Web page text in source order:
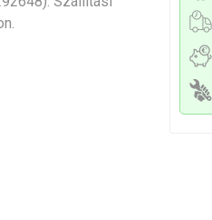
Csavarok és konzolok